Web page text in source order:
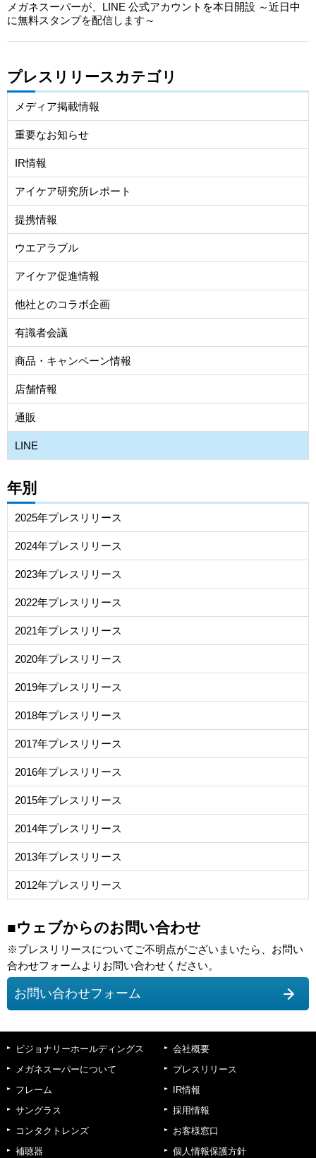
メガネスーパーが、LINE 公式アカウントを本日開設 ～近日中
に無料スタンプを配信します～
プレスリリースカテゴリ
メディア掲載情報
重要なお知らせ
IR情報
アイケア研究所レポート
提携情報
ウエアラブル
アイケア促進情報
他社とのコラボ企画
有識者会議
商品・キャンペーン情報
店舗情報
通販
LINE
年別
2025年プレスリリース
2024年プレスリリース
2023年プレスリリース
2022年プレスリリース
2021年プレスリリース
2020年プレスリリース
2019年プレスリリース
2018年プレスリリース
2017年プレスリリース
2016年プレスリリース
2015年プレスリリース
2014年プレスリリース
2013年プレスリリース
2012年プレスリリース
■ウェブからのお問い合わせ
※プレスリリースについてご不明点がございまいたら、お問い
合わせフォームよりお問い合わせください。
お問い合わせフォーム
ビジョナリーホールディングス
メガネスーパーについて
フレーム
サングラス
コンタクトレンズ
補聴器
会社概要
プレスリリース
IR情報
採用情報
お客様窓口
個人情報保護方針